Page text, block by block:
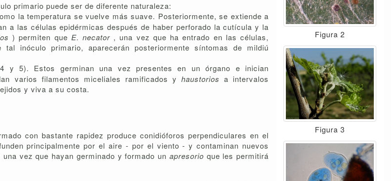
primario puede ser de diferente naturaleza:
la temperatura se vuelve más suave. Posteriormente, se extiende a
a las células epidérmicas después de haber perforado la cutícula y la
) permiten que E. necator , una vez que ha entrado en las células,
inóculo primario, aparecerán posteriormente síntomas de mildiú
y 5). Estos germinan una vez presentes en un órgano e inician
varios filamentos miceliales ramificados y haustorios a intervalos
y viva a su costa.
con bastante rapidez produce conidióforos perpendiculares en el
principalmente por el aire - por el viento - y contaminan nuevos
vez que hayan germinado y formado un apresorio que les permitirá
Figura 2
Figura 3